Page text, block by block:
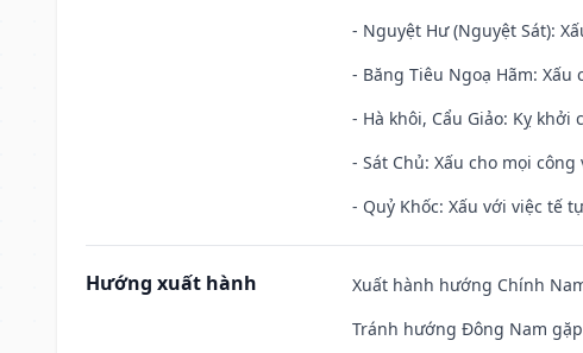
- Nguyệt Hư (Nguyệt Sát):
- Băng Tiêu Ngoạ Hãm: Xấu
- Hà khôi, Cẩu Giảo: Kỵ khởi
- Sát Chủ: Xấu cho mọi công
- Quỷ Khốc: Xấu với việc tế
Hướng xuất hành
Xuất hành hướng Chính
Tránh hướng Đông Nam